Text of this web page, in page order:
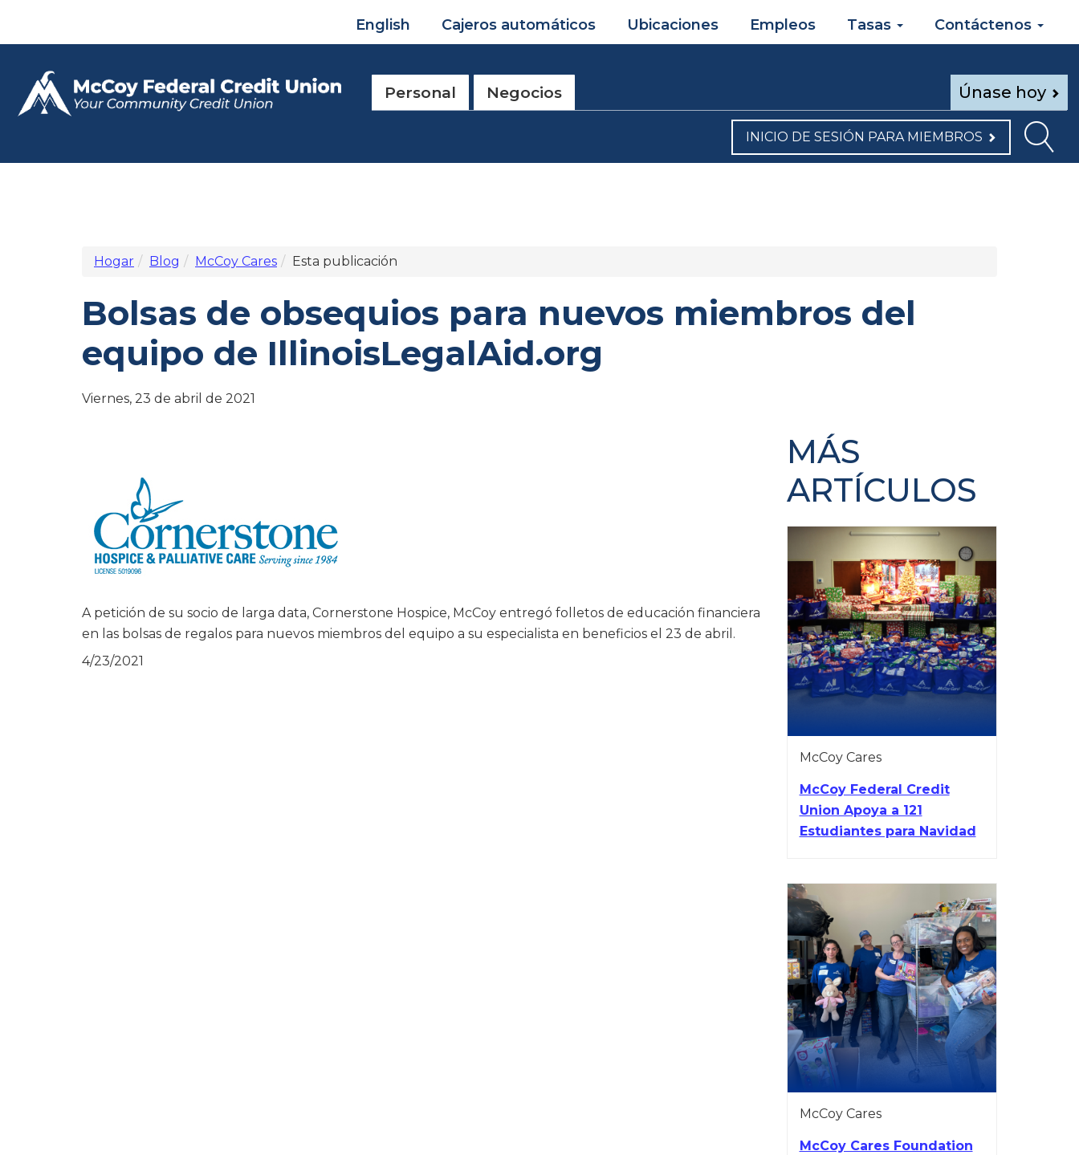
English Cajeros automáticos Ubicaciones Empleos Tasas Contáctenos
Únase hoy
Personal Negocios
INICIO DE SESIÓN PARA MIEMBROS
Hogar Blog McCoy Cares Esta publicación
Bolsas de obsequios para nuevos miembros del
equipo de IllinoisLegalAid.org
Viernes, 23 de abril de 2021
A petición de su socio de larga data, Cornerstone Hospice, McCoy entregó folletos de educación financiera
en las bolsas de regalos para nuevos miembros del equipo a su especialista en beneficios el 23 de abril.
4/23/2021
MÁS
ARTÍCULOS
McCoy Cares
McCoy Federal Credit
Union Apoya a 121
Estudiantes para Navidad
McCoy Cares
McCoy Cares Foundation